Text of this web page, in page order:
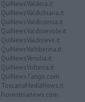
QuiNewsValdera.it
QuiNewsValdichiana.it
QuiNewsValdicornia.it
QuiNewsValdinievole.it
QuiNewsValdisieve.it
QuiNewsValtiberina.it
QuiNewsVersilia.it
QuiNewsVolterra.it
QuiNewsTango.com
ToscanaMediaNews.it
Fiorentinanews.com